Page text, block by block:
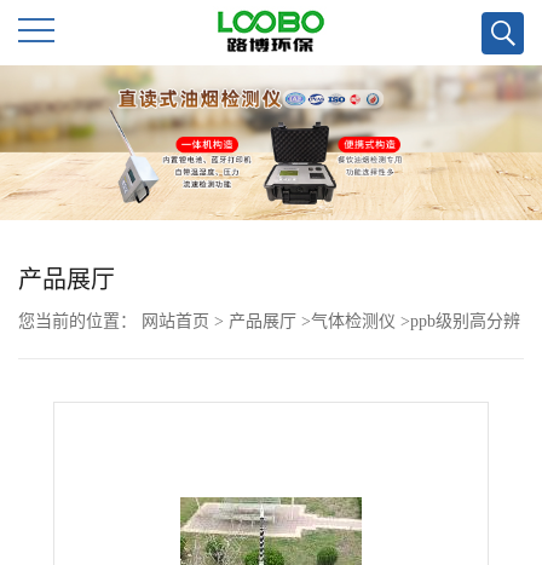
公
司
首
页
公
产品展厅
您当前的位置： 网站首页 > 产品展厅 >气体检测仪 >ppb级别高分辨